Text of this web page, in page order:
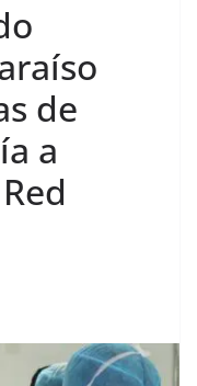
de
a